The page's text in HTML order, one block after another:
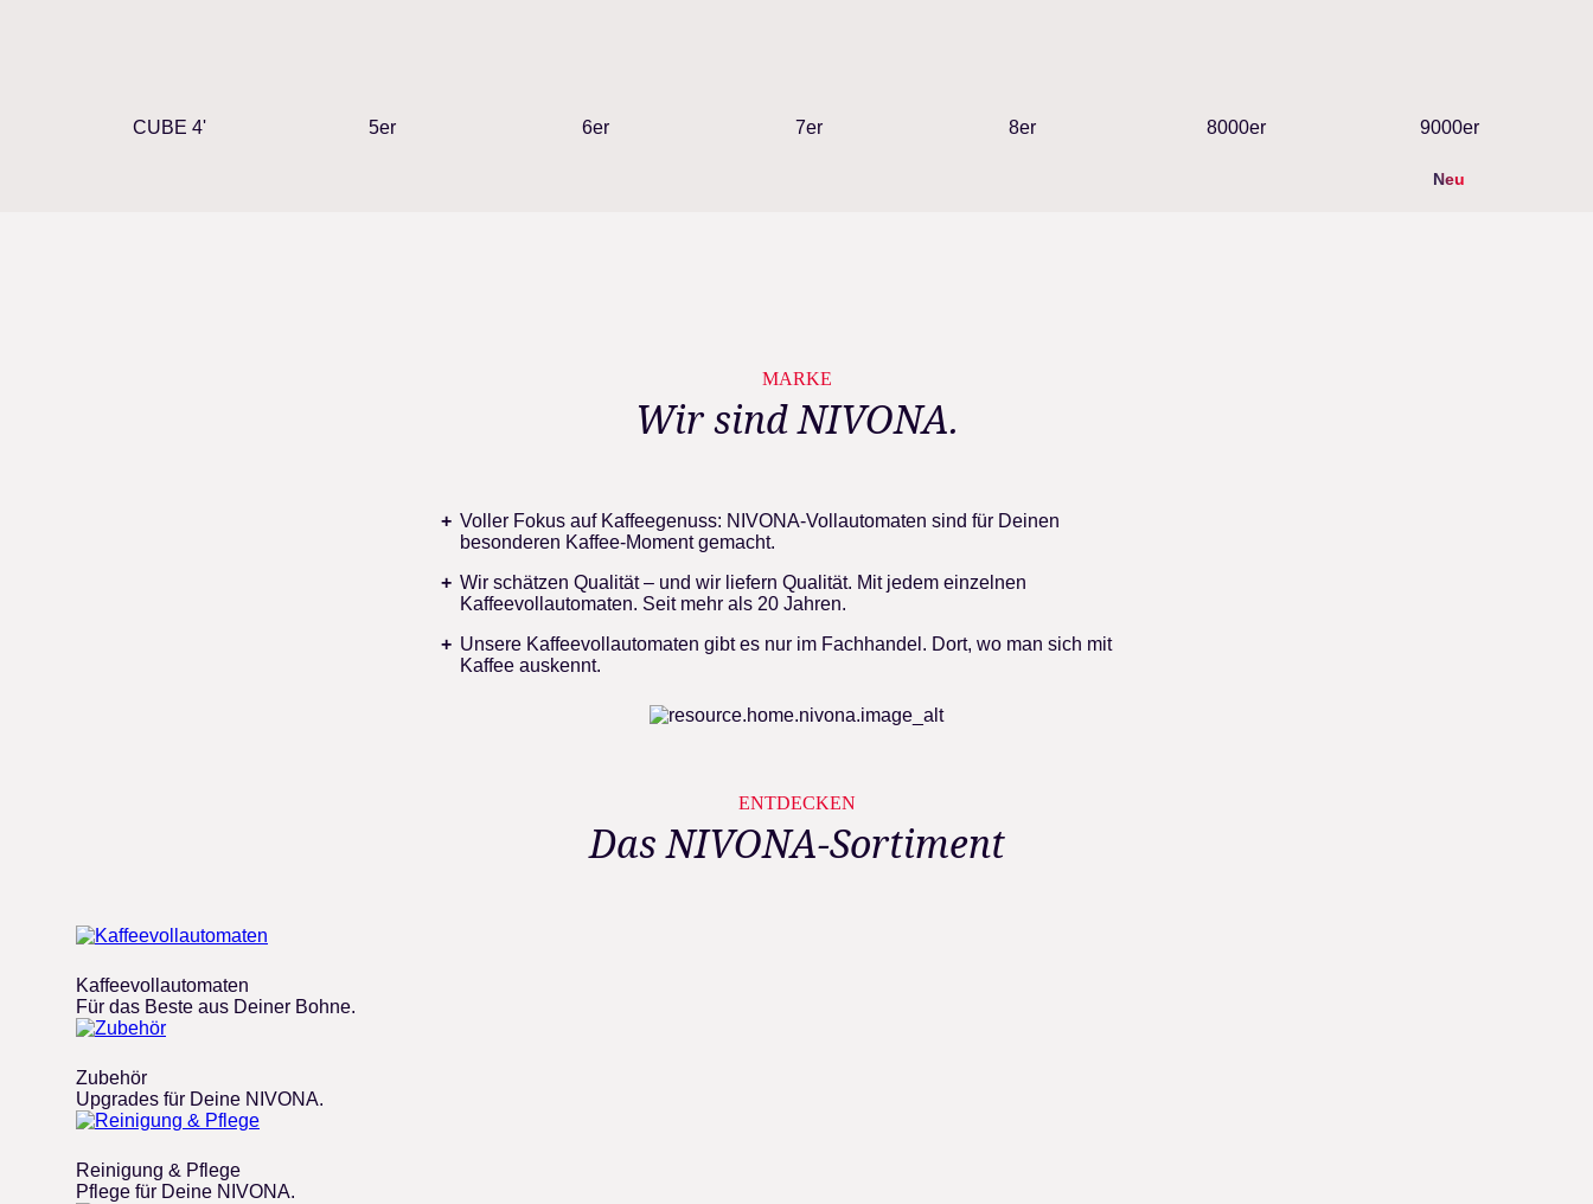
CUBE 4' 5er 6er 7er 8er 8000er 9000er
Neu
MARKE
Wir sind NIVONA.
Voller Fokus auf Kaffeegenuss: NIVONA-Vollautomaten sind für Deinen
besonderen Kaffee-Moment gemacht.
Wir schätzen Qualität – und wir liefern Qualität. Mit jedem einzelnen
Kaffeevollautomaten. Seit mehr als 20 Jahren.
Unsere Kaffeevollautomaten gibt es nur im Fachhandel. Dort, wo man sich mit
Kaffee auskennt.
ENTDECKEN
Das NIVONA-Sortiment
Kaffeevollautomaten
Für das Beste aus Deiner Bohne.
Zubehör
Upgrades für Deine NIVONA.
Reinigung & Pflege
Pflege für Deine NIVONA.